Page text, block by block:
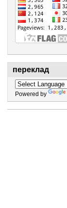
переклад
Powered by